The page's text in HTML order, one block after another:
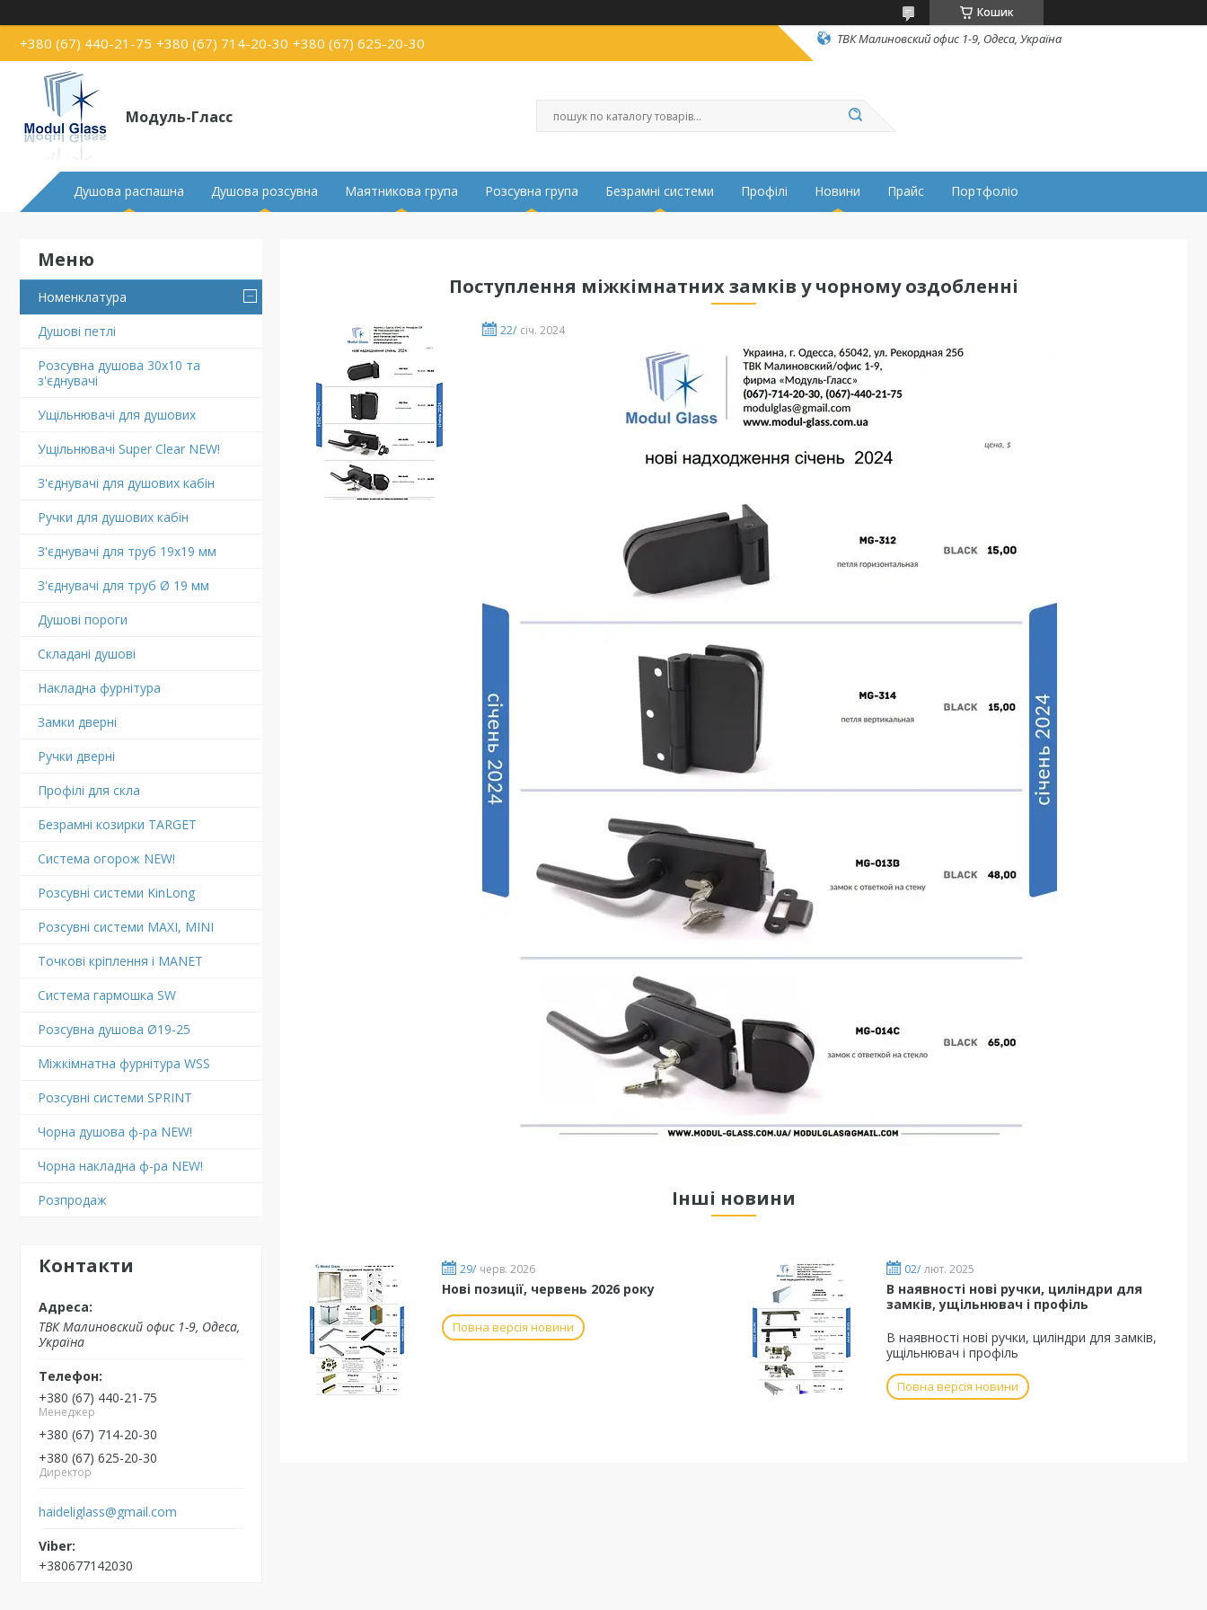
Кошик
+380 (67) 440-21-75 +380 (67) 714-20-30 +380 (67) 625-20-30 ТВК Малиновский офис 1-9, Одеса, Україна
Модуль-Гласс
Душова распашна Душова розсувна Маятникова група Розсувна група Безрамні системи Профілі Новини Прайс Портфоліо
Номенклатура
Душові петлі
Розсувна душова 30х10 та
з'єднувачі
Ущільнювачі для душових
Ущільнювачі Super Clear NEW!
З'єднувачі для душових кабін
Ручки для душових кабін
З'єднувачі для труб 19х19 мм
З'єднувачі для труб Ø 19 мм
Душові пороги
Складані душові
Накладна фурнітура
Замки дверні
Ручки дверні
Профілі для скла
Безрамні козирки TARGET
Система огорож NEW!
Розсувні системи KinLong
Розсувні системи MAXI, MINI
Точкові кріплення і MANET
Система гармошка SW
Розсувна душова Ø19-25
Міжкімнатна фурнітура WSS
Розсувні системи SPRINT
Чорна душова ф-ра NEW!
Чорна накладна ф-ра NEW!
Розпродаж
Контакти
ТВК Малиновский офис 1-9, Одеса,
Україна
+380 (67) 440-21-75
Менеджер
+380 (67) 714-20-30
+380 (67) 625-20-30
Директор
haideliglass@gmail.com
+380677142030
Поступлення міжкімнатних замків у чорному оздобленні
22/ січ. 2024
Інші новини
29/ черв. 2026
Нові позиції, червень 2026 року
Повна версія новини
02/ лют. 2025
В наявності нові ручки, циліндри для
замків, ущільнювач і профіль
В наявності нові ручки, циліндри для замків,
ущільнювач і профіль
Повна версія новини